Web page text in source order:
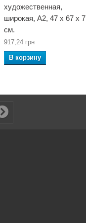
художественная,
широкая, А2, 47 x 67 x 7
см.
917,24 грн
В корзину